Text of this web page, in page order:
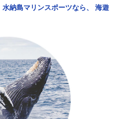
水納島マリンスポーツなら、
海遊